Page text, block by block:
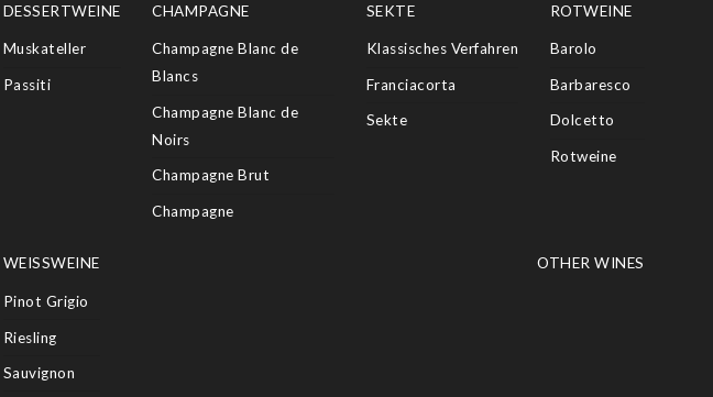
DESSERTWEINE
Muskateller
Passiti
CHAMPAGNE
Champagne Blanc de
Blancs
Champagne Blanc de
Noirs
Champagne Brut
Champagne
SEKTE
Klassisches Verfahren
Franciacorta
Sekte
ROTWEINE
Barolo
Barbaresco
Dolcetto
Rotweine
WEISSWEINE
Pinot Grigio
Riesling
Sauvignon
OTHER WINES